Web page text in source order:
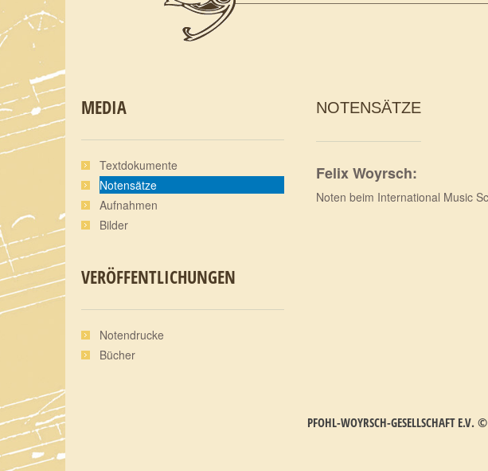
NOTENSÄTZE
Felix Woyrsch:
Noten beim International Music
MEDIA
Textdokumente
Notensätze
Aufnahmen
Bilder
VERÖFFENTLICHUNGEN
Notendrucke
Bücher
PFOHL-WOYRSCH-GESELLSCHAFT E.V. ©